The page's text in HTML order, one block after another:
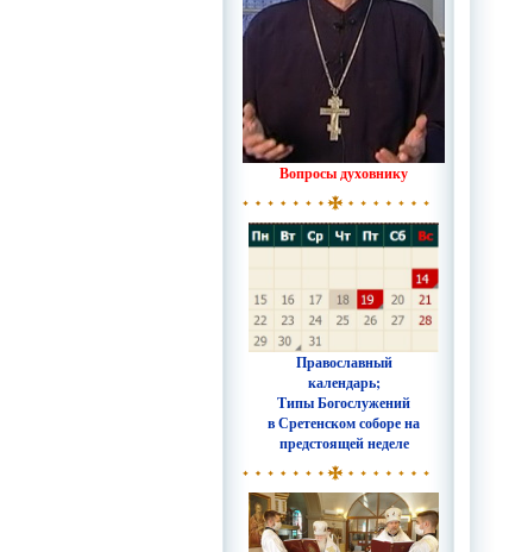
Вопросы духовнику
Православный
календарь;
Типы Богослужений
в Сретенском соборе на
предстоящей неделе